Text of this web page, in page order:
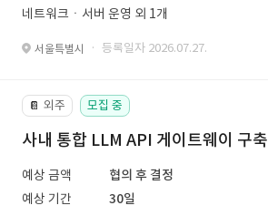
네트워크ㆍ서버 운영 외 1개
서울특별시 · 등록일자 2026.07.27.
📔 외주 모집 중
사내 통합 LLM API 게이트웨이 구축
예상 금액
협의 후 결정
예상 기간
30일